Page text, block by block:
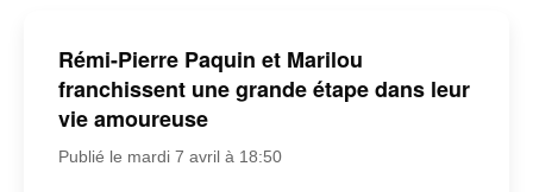
Rémi-Pierre Paquin et Marilou
franchissent une grande étape dans leur
vie amoureuse
Publié le mardi 7 avril à 18:50